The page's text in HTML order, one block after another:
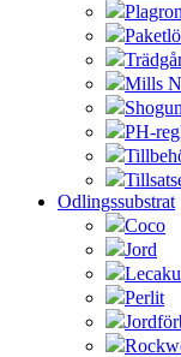
Plagron
Mills
PH-
Odlingssubstrat
Coco
Jord
Perlit